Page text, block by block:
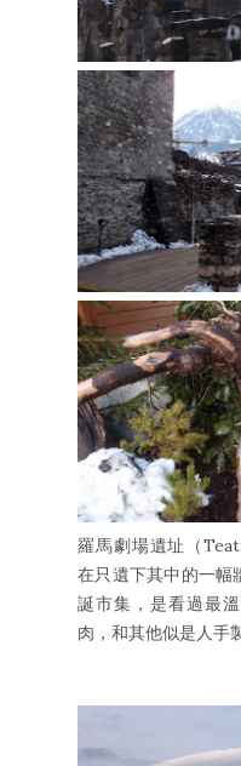
羅馬劇場遺址（
在只遺下其中的一幅
誕市集，是看過最
肉，和其他似是人手